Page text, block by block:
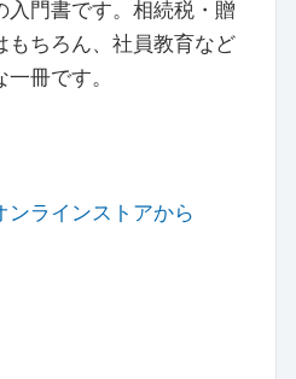
入門書です。相続税・贈
もちろん、社員教育など
冊です。
ンラインストアから